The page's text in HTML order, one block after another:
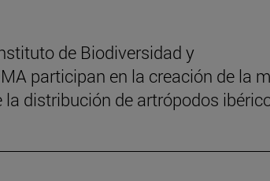
de Biodiversidad y
participan en la creación de la
la distribución de artrópodos